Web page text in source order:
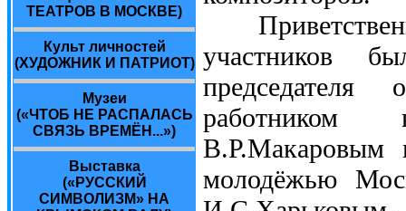
ТЕАТРОВ В МОСКВЕ)
Культ личностей
(ХУДОЖНИК И ПАТРИОТ)
Музеи
(«ЧТОБ НЕ РАСПАЛАСЬ
СВЯЗЬ ВРЕМЁН...»)
Выставка
(«РУССКИЙ
СИМВОЛИЗМ» НА
участников
председателя
работником
В.Р.Макаровым
молодёжью